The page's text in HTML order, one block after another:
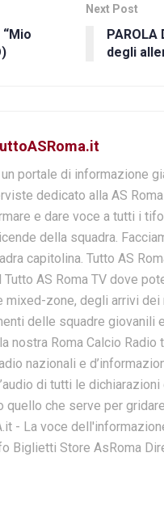
Next Post
degli
un portale di informazione
dedicato alla AS
e dare voce a tutti i
della squadra.
capitolina. Tutto AS
Tutto AS Roma TV dove
mixed-zone, degli arrivi
delle squadre
nostra Roma Calcio
nazionali e
di tutti le
quello che serve per
- La voce
Biglietti Store AsRoma